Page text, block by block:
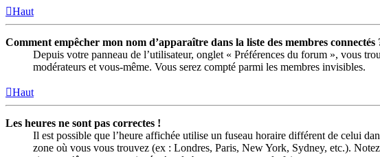
Haut
Comment empêcher mon nom d’apparaître dans la liste des membres connectés
Depuis votre panneau de l’utilisateur, onglet « Préférences du forum », vous
modérateurs et vous-même. Vous serez compté parmi les membres invisibles.
Haut
Les heures ne sont pas correctes !
Il est possible que l’heure affichée utilise un fuseau horaire différent de celui
zone où vous vous trouvez (ex : Londres, Paris, New York, Sydney, etc.).